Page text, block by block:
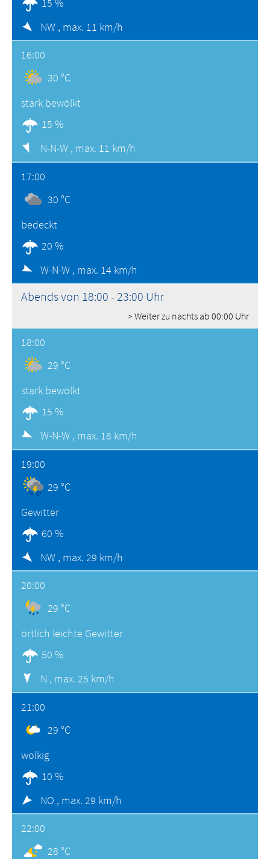
NW , max. 11 km/h
16:00
30 °C
stark bewölkt
15 %
N-N-W , max. 11 km/h
17:00
30 °C
bedeckt
20 %
W-N-W , max. 14 km/h
Abends von 18:00 - 23:00 Uhr
> Weiter zu nachts ab 00:00 Uhr
18:00
29 °C
stark bewölkt
15 %
W-N-W , max. 18 km/h
19:00
29 °C
Gewitter
60 %
NW , max. 29 km/h
20:00
29 °C
örtlich leichte Gewitter
50 %
N , max. 25 km/h
21:00
29 °C
wolkig
10 %
NO , max. 29 km/h
22:00
28 °C